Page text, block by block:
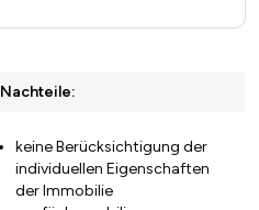
Nachteile:
keine Berücksichtigung der
individuellen Eigenschaften
der Immobilie